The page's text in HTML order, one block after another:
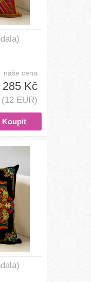
naše cena
285 Kč
(12 EUR)